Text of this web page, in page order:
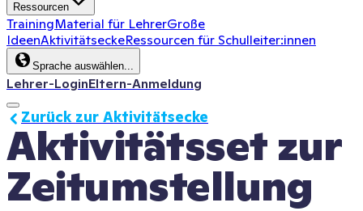
Ressourcen
TrainingMaterial für LehrerGroße
IdeenAktivitätseckeRessourcen für Schulleiter:innen
Sprache auswählen...
Lehrer-LoginEltern-Anmeldung
Aktivitätsset zur
Zeitumstellung
Zurück zur Aktivitätsecke